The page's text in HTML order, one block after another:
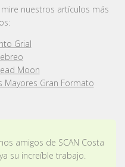
nuestros artículos más
Grial
Moon
Mayores Gran Formato
amigos de SCAN Costa
su increíble trabajo.